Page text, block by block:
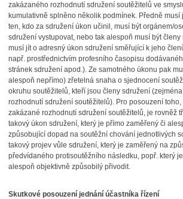
zakázaného rozhodnutí sdružení soutěžitelů ve
kumulativně splněno několik podmínek. Předně musí
ten, kdo za sdružení úkon učinil, musí být orgánem/
sdružení vystupovat, nebo tak alespoň musí být
musí jít o adresný úkon sdružení směřující k jeho
např. prostřednictvím profesního časopisu
stránek sdružení apod.). Ze samotného úkonu pak
alespoň nepřímo) zřetelná snaha o sjednocení
okruhu soutěžitelů, kteří jsou členy sdružení
rozhodnutí sdružení soutěžitelů). Pro posouzení
zakázané rozhodnutí sdružení soutěžitelů, je rovněž
takový úkon sdružení, který je přímo zaměřený či
způsobující dopad na soutěžní chování jednotlivých
takový projev vůle sdružení, který je zaměřený na
předvídaného protisoutěžního následku, popř. který
alespoň objektivně způsobilý přivodit.
Skutkové posouzení jednání účastníka řízení